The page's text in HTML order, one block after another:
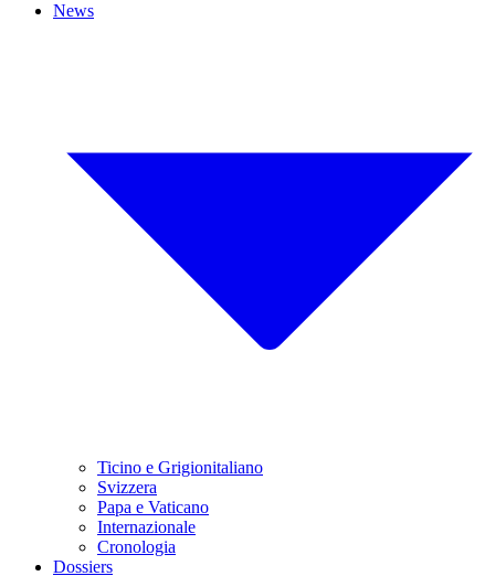
News
Ticino e Grigionitaliano
Svizzera
Papa e Vaticano
Internazionale
Cronologia
Dossiers